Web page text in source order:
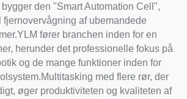
den "Smart Automation Cell",
fjernovervågning af ubemandede
fører branchen inden for en
herunder det professionelle fokus på
og de mange funktioner inden for
med flere rør, der
øger produktiviteten og kvaliteten af